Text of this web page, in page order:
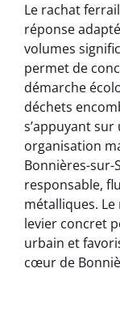
Le rachat
réponse
volumes
permet de
démarche
déchets
s’appuyant
organisation
Bonnières-sur-
responsable,
métalliques.
levier concret
urbain et
cœur de